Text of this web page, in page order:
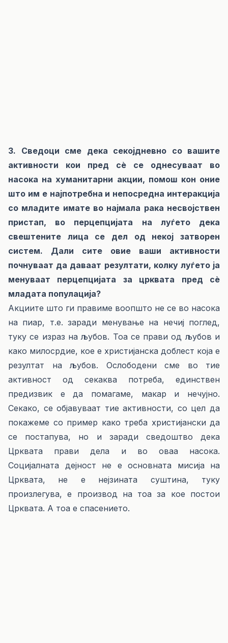
3. Сведоци сме дека секојдневно со вашите
активности кои пред сѐ се однесуваат во
насока на хуманитарни акции, помош кон оние
што им е најпотребна и непосредна интеракција
со младите имате во најмала рака несвојствен
пристап, во перцепцијата на луѓето дека
свештените лица се дел од некој затворен
систем. Дали сите овие ваши активности
почнуваат да даваат резултати, колку луѓето ја
менуваат перцепцијата за црквата пред сѐ
младата популација?
Акциите што ги правиме воопшто не се во насока
на пиар, т.е. заради менување на нечиј поглед,
туку се израз на љубов. Тоа се прави од љубов и
како милосрдие, кое е христијанска доблест која е
резултат на љубов. Ослободени сме во тие
активност од секаква потреба, единствен
предизвик е да помагаме, макар и нечујно.
Секако, се објавуваат тие активности, со цел да
покажеме со пример како треба христијански да
се постапува, но и заради сведоштво дека
Црквата прави дела и во оваа насока.
Социјалната дејност не е основната мисија на
Црквата, не е нејзината суштина, туку
произлегува, е производ на тоа за кое постои
Црквата. А тоа е спасението.